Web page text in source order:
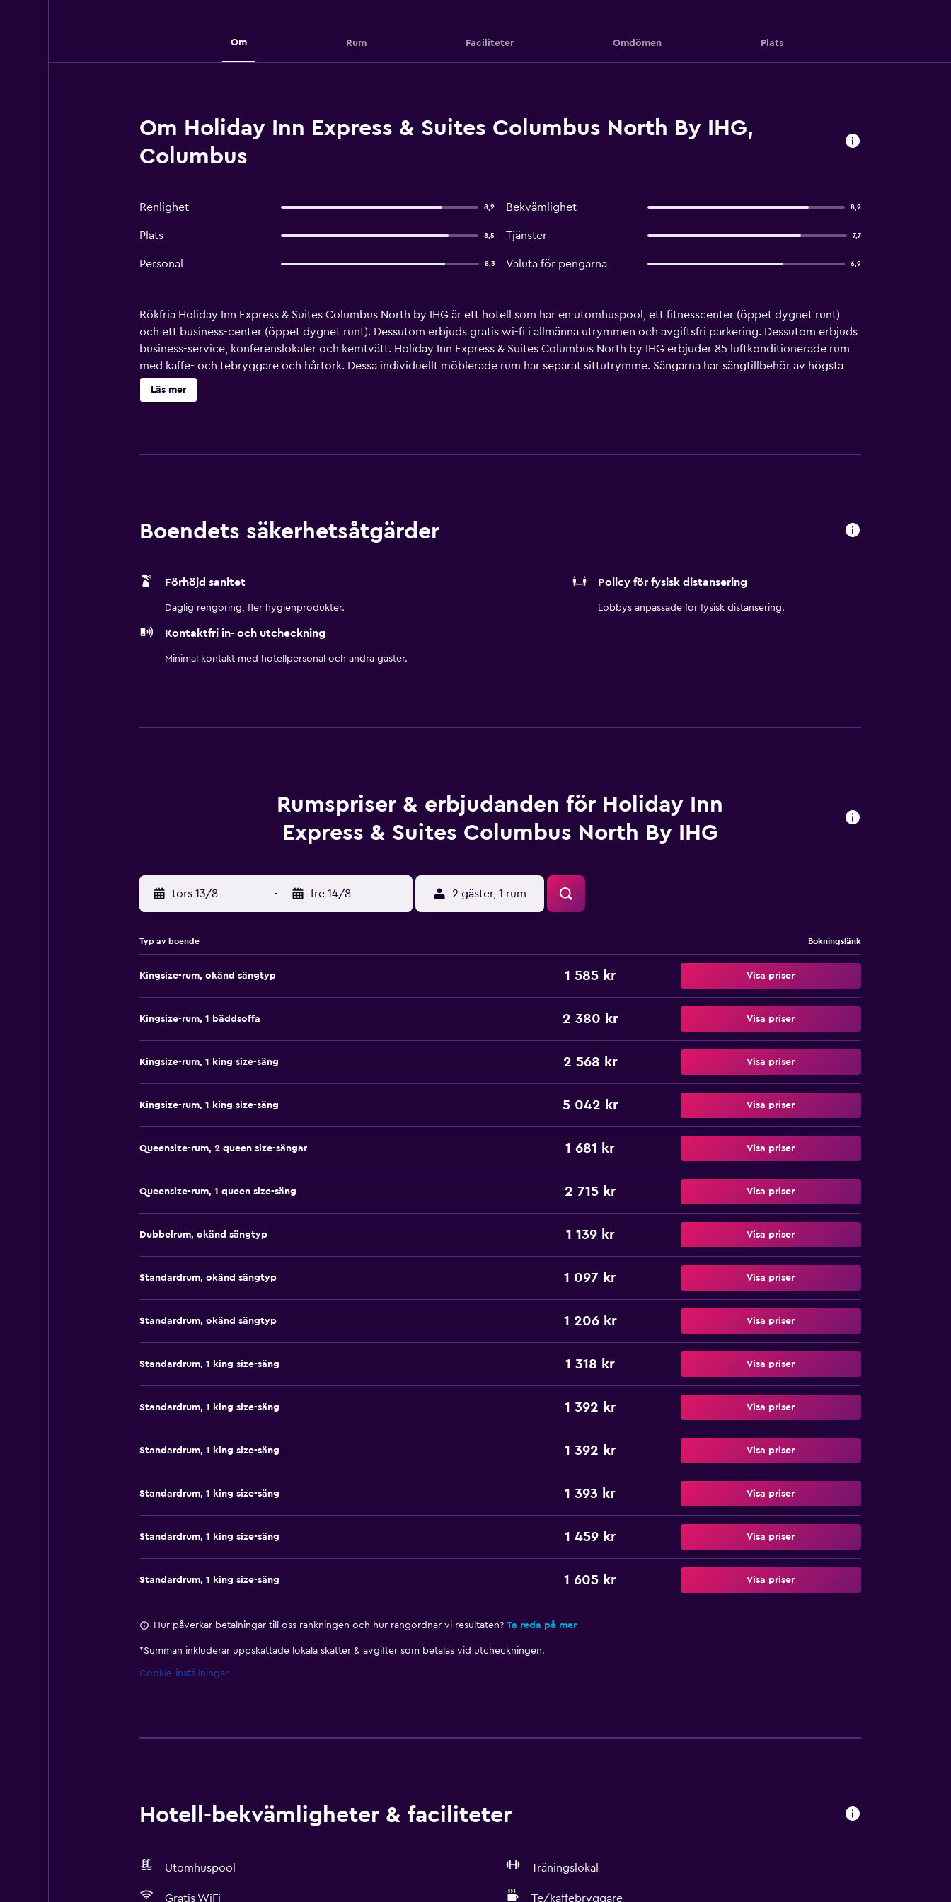
Om Rum Faciliteter Omdömen Plats
Om Holiday Inn Express & Suites Columbus North By IHG,
Columbus
Renlighet 8,2 Bekvämlighet 8,2
Plats 8,5 Tjänster 7,7
Personal 8,3 Valuta för pengarna 6,9
Rökfria Holiday Inn Express & Suites Columbus North by IHG är ett hotell som har en utomhuspool, ett fitnesscenter (öppet dygnet runt)
och ett business-center (öppet dygnet runt). Dessutom erbjuds gratis wi-fi i allmänna utrymmen och avgiftsfri parkering. Dessutom erbjuds
business-service, konferenslokaler och kemtvätt. Holiday Inn Express & Suites Columbus North by IHG erbjuder 85 luftkonditionerade rum
med kaffe- och tebryggare och hårtork. Dessa individuellt möblerade rum har separat sittutrymme. Sängarna har sängtillbehör av högsta
kvalitet. På tv:n kan du se satellitkanaler. Detta hotell i Columbus erbjuder sina gäster gratis wi-fi. Skrivbord och telefon finns. Dessutom har
rummen strykjärn/strykbräda och gratis toalettartiklar. Städning sker dagligen. Detta hotell har bland annat en utomhuspool och
Läs mer
Boendets säkerhetsåtgärder
Förhöjd sanitet
Daglig rengöring, fler hygienprodukter.
Policy för fysisk distansering
Lobbys anpassade för fysisk distansering.
Kontaktfri in- och utcheckning
Minimal kontakt med hotellpersonal och andra gäster.
Rumspriser & erbjudanden för Holiday Inn
Express & Suites Columbus North By IHG
tors 13/8 - fre 14/8 2 gäster, 1 rum
Typ av boende Bokningslänk
Kingsize-rum, okänd sängtyp 1 585 kr Visa priser
Kingsize-rum, 1 bäddsoffa 2 380 kr Visa priser
Kingsize-rum, 1 king size-säng 2 568 kr Visa priser
Kingsize-rum, 1 king size-säng 5 042 kr Visa priser
Queensize-rum, 2 queen size-sängar 1 681 kr Visa priser
Queensize-rum, 1 queen size-säng 2 715 kr Visa priser
Dubbelrum, okänd sängtyp 1 139 kr Visa priser
Standardrum, okänd sängtyp 1 097 kr Visa priser
Standardrum, okänd sängtyp 1 206 kr Visa priser
Standardrum, 1 king size-säng 1 318 kr Visa priser
Standardrum, 1 king size-säng 1 392 kr Visa priser
Standardrum, 1 king size-säng 1 392 kr Visa priser
Standardrum, 1 king size-säng 1 393 kr Visa priser
Standardrum, 1 king size-säng 1 459 kr Visa priser
Standardrum, 1 king size-säng 1 605 kr Visa priser
Hur påverkar betalningar till oss rankningen och hur rangordnar vi resultaten? Ta reda på mer
*Summan inkluderar uppskattade lokala skatter & avgifter som betalas vid utcheckningen.
Cookie-inställningar
Hotell-bekvämligheter & faciliteter
Utomhuspool Träningslokal
Gratis WiFi Te/kaffebryggare